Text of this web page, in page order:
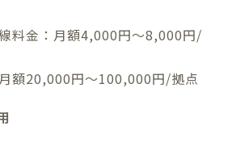
料金：月額4,000円～8,000円/
額20,000円～100,000円/拠点